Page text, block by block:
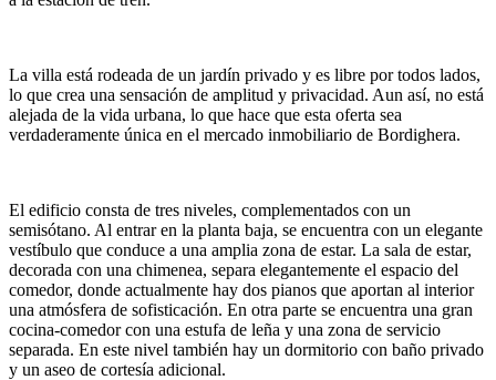
La villa está rodeada de un jardín privado y es libre por todos lados,
lo que crea una sensación de amplitud y privacidad. Aun así, no está
alejada de la vida urbana, lo que hace que esta oferta sea
verdaderamente única en el mercado inmobiliario de Bordighera.
El edificio consta de tres niveles, complementados con un
semisótano. Al entrar en la planta baja, se encuentra con un elegante
vestíbulo que conduce a una amplia zona de estar. La sala de estar,
decorada con una chimenea, separa elegantemente el espacio del
comedor, donde actualmente hay dos pianos que aportan al interior
una atmósfera de sofisticación. En otra parte se encuentra una gran
cocina-comedorcon una estufa de leña y una zona de servicio
separada. En este nivel también hay un dormitorio con baño privado
y un aseo de cortesía adicional.